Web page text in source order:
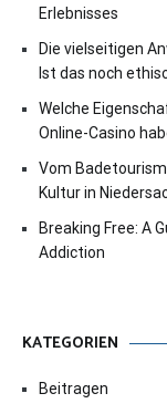
Erlebnisses
Die vielseitigen
Ist das noch
Welche
Online-Casino
Vom
Kultur in
Breaking Free: A
Addiction
KATEGORIEN
Beitragen